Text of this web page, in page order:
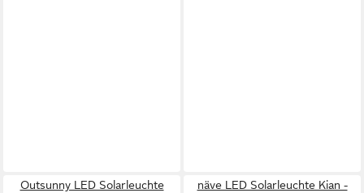
Outsunny LED Solarleuchte
näve LED Solarleuchte Kian -